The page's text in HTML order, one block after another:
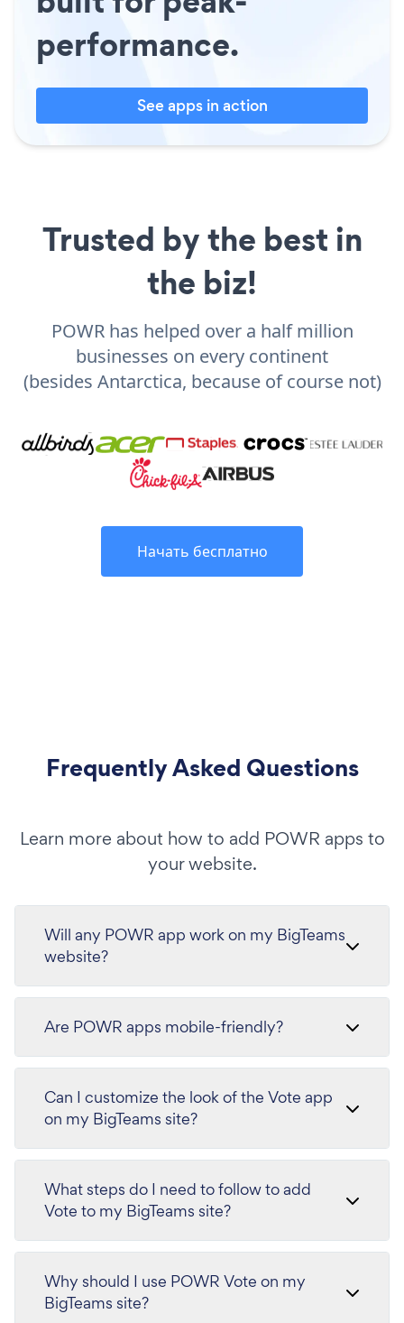
performance.
See apps in action
Trusted by the best in
the biz!
POWR has helped over a half million
businesses on every continent
(besides Antarctica, because of course not)
Начать бесплатно
Frequently Asked Questions
Learn more about how to add POWR apps to
your website.
Will any POWR app work on my BigTeams
website?
Are POWR apps mobile-friendly?
Can I customize the look of the Vote app
on my BigTeams site?
What steps do I need to follow to add
Vote to my BigTeams site?
Why should I use POWR Vote on my
BigTeams site?